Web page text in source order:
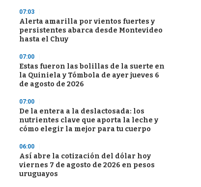
07:03
Alerta amarilla por vientos fuertes y
persistentes abarca desde Montevideo
hasta el Chuy
07:00
Estas fueron las bolillas de la suerte en
la Quiniela y Tómbola de ayer jueves 6
de agosto de 2026
07:00
De la entera a la deslactosada: los
nutrientes clave que aporta la leche y
cómo elegir la mejor para tu cuerpo
06:00
Así abre la cotización del dólar hoy
viernes 7 de agosto de 2026 en pesos
uruguayos